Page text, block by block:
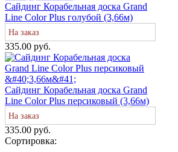
Сайдинг Корабельная доска Grand
Line Color Plus голубой (3,66м)
На заказ
335.00 руб.
Сайдинг Корабельная доска Grand
Line Color Plus персиковый (3,66м)
На заказ
335.00 руб.
Сортировка: